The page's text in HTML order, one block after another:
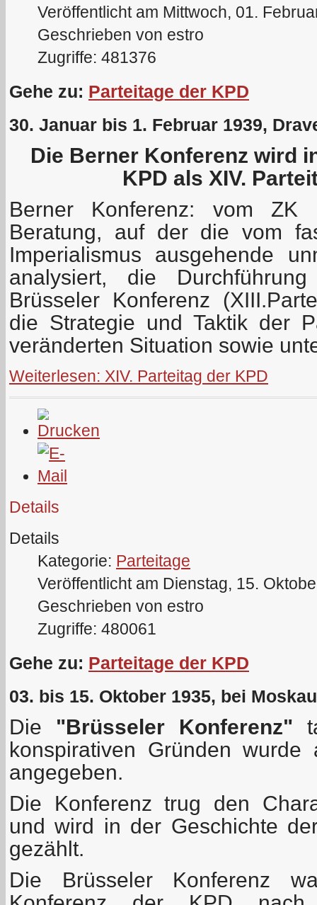
Veröffentlicht am Mittwoch, 01.
Geschrieben von estro
Zugriffe: 481376
Gehe zu: Parteitage der KPD
30. Januar bis 1. Februar 1939,
Die Berner Konferenz wird
KPD als XIV.
Berner Konferenz: vom ZK
Beratung, auf der die vom
Imperialismus ausgehende
analysiert, die
Brüsseler Konferenz
die Strategie und Taktik der
veränderten Situation sowie
Weiterlesen: XIV. Parteitag der KPD
Details
Details
Kategorie: Parteitage
Veröffentlicht am Dienstag, 15.
Geschrieben von estro
Zugriffe: 480061
Gehe zu: Parteitage der KPD
03. bis 15. Oktober 1935, bei Moskau
Die "Brüsseler Konferenz"
konspirativen Gründen wurde
angegeben.
Die Konferenz trug den
und wird in der Geschichte
gezählt.
Die Brüsseler Konferenz